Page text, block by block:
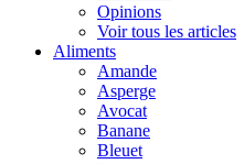
Opinions
Voir tous les articles
Aliments
Amande
Asperge
Avocat
Banane
Bleuet